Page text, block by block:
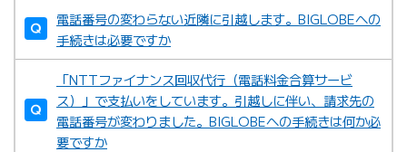
電話番号の変わらない近隣に引越します。BIGLOBEへの
手続きは必要ですか
「NTTファイナンス回収代行（電話料金合算サービ
ス）」で支払いをしています。引越しに伴い、請求先の
電話番号が変わりました。BIGLOBEへの手続きは何か必
要ですか